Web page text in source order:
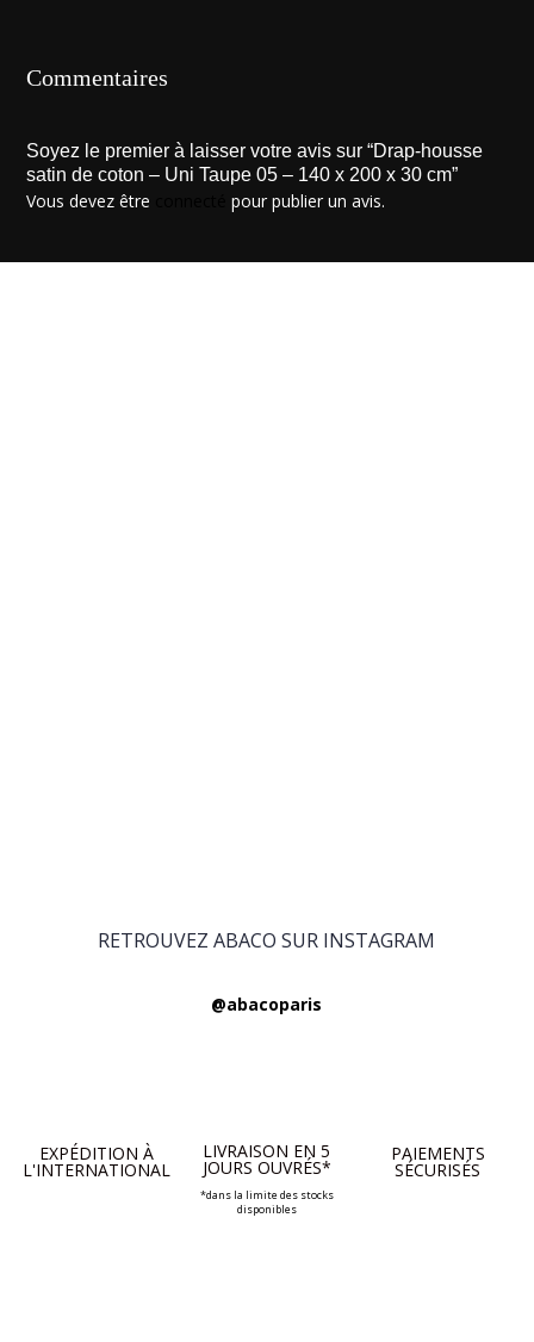
Commentaires
Soyez le premier à laisser votre avis sur “Drap-housse
satin de coton – Uni Taupe 05 – 140 x 200 x 30 cm”
Vous devez être pour publier un avis.
RETROUVEZ ABACO SUR INSTAGRAM
@abacoparis
EXPÉDITION À
L'INTERNATIONAL
LIVRAISON EN 5
JOURS OUVRÉS*
*dans la limite des stocks
disponibles
PAIEMENTS
SÉCURISÉS